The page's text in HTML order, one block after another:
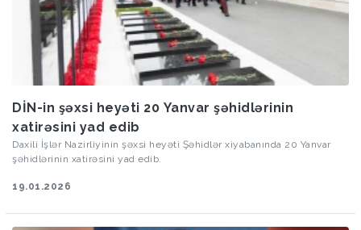
DİN-in şəxsi heyəti 20 Yanvar şəhidlərinin
xatirəsini yad edib
Daxili İşlər Nazirliyinin şəxsi heyəti Şəhidlər xiyabanında 20 Yanvar
şəhidlərinin xatirəsini yad edib.
19.01.2026